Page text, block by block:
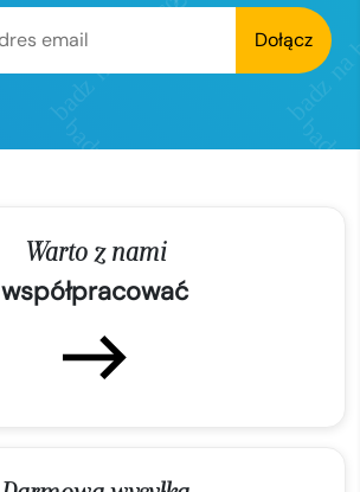
Dołącz
Warto z nami
współpracować